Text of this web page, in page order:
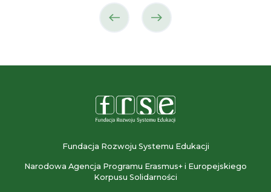
poprzedni
następny
Fundacja Rozwoju Systemu Edukacji
Narodowa Agencja Programu Erasmus+ i Europejskiego
Korpusu Solidarności